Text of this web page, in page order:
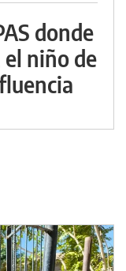
donde
niño de